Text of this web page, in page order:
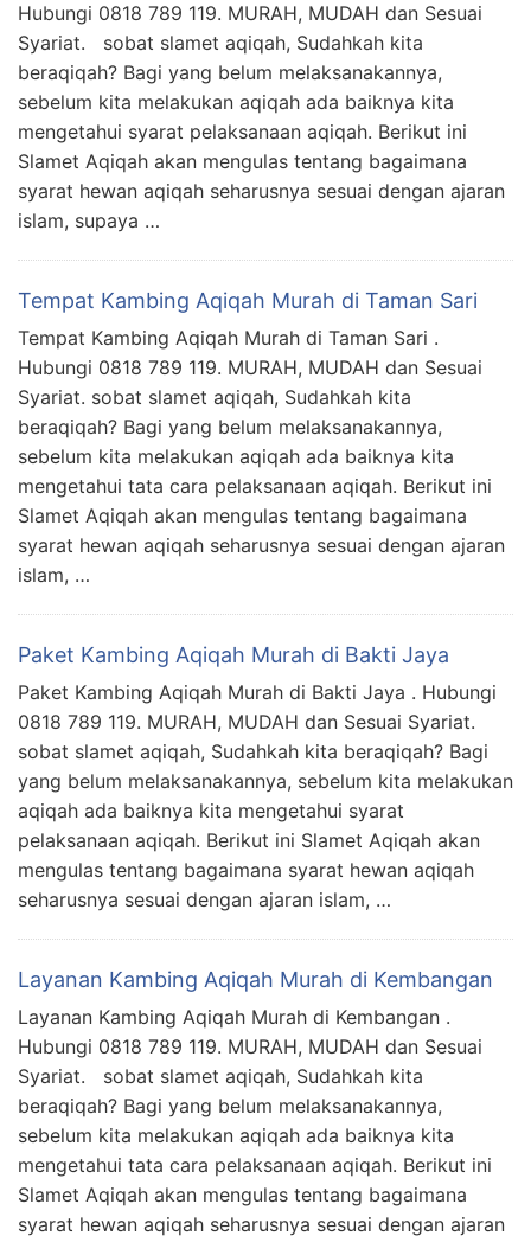
Hubungi 0818 789 119. MURAH, MUDAH dan Sesuai
Syariat. sobat slamet aqiqah, Sudahkah kita
beraqiqah? Bagi yang belum melaksanakannya,
sebelum kita melakukan aqiqah ada baiknya kita
mengetahui syarat pelaksanaan aqiqah. Berikut ini
Slamet Aqiqah akan mengulas tentang bagaimana
syarat hewan aqiqah seharusnya sesuai dengan ajaran
islam, supaya …
Tempat Kambing Aqiqah Murah di Taman Sari
Tempat Kambing Aqiqah Murah di Taman Sari .
Hubungi 0818 789 119. MURAH, MUDAH dan Sesuai
Syariat. sobat slamet aqiqah, Sudahkah kita
beraqiqah? Bagi yang belum melaksanakannya,
sebelum kita melakukan aqiqah ada baiknya kita
mengetahui tata cara pelaksanaan aqiqah. Berikut ini
Slamet Aqiqah akan mengulas tentang bagaimana
syarat hewan aqiqah seharusnya sesuai dengan ajaran
islam, …
Paket Kambing Aqiqah Murah di Bakti Jaya
Paket Kambing Aqiqah Murah di Bakti Jaya . Hubungi
0818 789 119. MURAH, MUDAH dan Sesuai Syariat.
sobat slamet aqiqah, Sudahkah kita beraqiqah? Bagi
yang belum melaksanakannya, sebelum kita melakukan
aqiqah ada baiknya kita mengetahui syarat
pelaksanaan aqiqah. Berikut ini Slamet Aqiqah akan
mengulas tentang bagaimana syarat hewan aqiqah
seharusnya sesuai dengan ajaran islam, …
Layanan Kambing Aqiqah Murah di Kembangan
Layanan Kambing Aqiqah Murah di Kembangan .
Hubungi 0818 789 119. MURAH, MUDAH dan Sesuai
Syariat. sobat slamet aqiqah, Sudahkah kita
beraqiqah? Bagi yang belum melaksanakannya,
sebelum kita melakukan aqiqah ada baiknya kita
mengetahui tata cara pelaksanaan aqiqah. Berikut ini
Slamet Aqiqah akan mengulas tentang bagaimana
syarat hewan aqiqah seharusnya sesuai dengan ajaran